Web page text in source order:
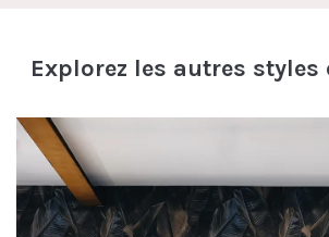
Explorez les autres styles